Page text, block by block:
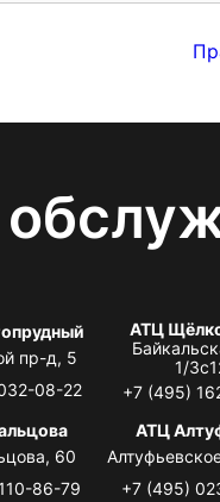
пр-д, 5
08-22
АТЦ
1/
+7 (495)
60
86-79
АТЦ
+7 (495)